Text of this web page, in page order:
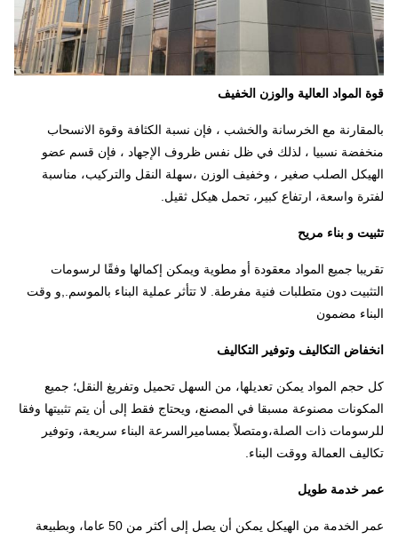
قوة المواد العالية والوزن الخفيف
بالمقارنة مع الخرسانة والخشب ، فإن نسبة الكثافة وقوة الانسحاب
منخفضة نسبيا ، لذلك في ظل نفس ظروف الإجهاد ، فإن قسم عضو
الهيكل الصلب صغير ، وخفيف الوزن ،سهلة النقل والتركيب، مناسبة
لفترة واسعة، ارتفاع كبير، تحمل هيكل ثقيل.
تثبيت و بناء مريح
تقريبا جميع المواد معقودة أو مطوية ويمكن إكمالها وفقًا لرسومات
التثبيت دون متطلبات فنية مفرطة. لا تتأثر عملية البناء بالموسم.,و وقت
البناء مضمون
انخفاض التكاليف وتوفير التكاليف
كل حجم المواد يمكن تعديلها، من السهل تحميل وتفريغ النقل؛ جميع
المكونات مصنوعة مسبقا في المصنع، ويحتاج فقط إلى أن يتم تثبيتها وفقا
للرسومات ذات الصلة،ومتصلاً بمساميرالسرعة البناء سريعة، وتوفير
تكاليف العمالة ووقت البناء.
عمر خدمة طويل
عمر الخدمة من الهيكل يمكن أن يصل إلى أكثر من 50 عاما، وبطبيعة